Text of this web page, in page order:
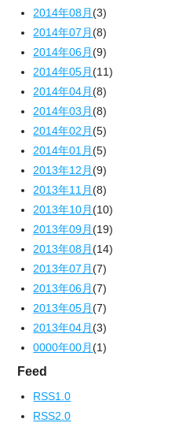
2014年08月(3)
2014年07月(8)
2014年06月(9)
2014年05月(11)
2014年04月(8)
2014年03月(8)
2014年02月(5)
2014年01月(5)
2013年12月(9)
2013年11月(8)
2013年10月(10)
2013年09月(19)
2013年08月(14)
2013年07月(7)
2013年06月(7)
2013年05月(7)
2013年04月(3)
0000年00月(1)
Feed
RSS1.0
RSS2.0